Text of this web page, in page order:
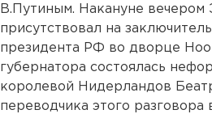
В.Путиным. Накануне вечером
присутствовал на
президента РФ во дворце
губернатора состоялась
королевой Нидерландов
переводчика этого разговора